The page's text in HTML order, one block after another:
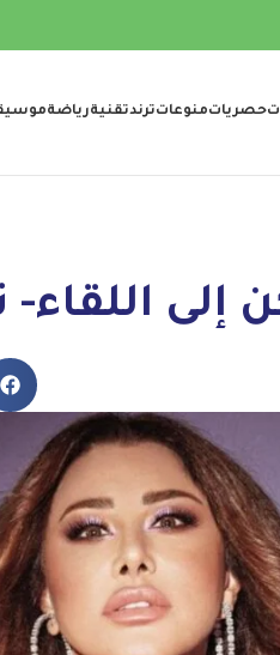
حصرياتمنوعاتترندتقنيةرياضة
إلى